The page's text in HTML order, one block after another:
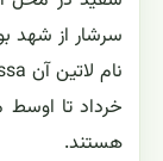
سرشار از شهد
هستند.